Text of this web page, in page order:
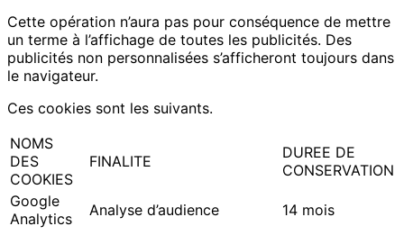
Cette opération n’aura pas pour conséquence de mettre
un terme à l’affichage de toutes les publicités. Des
publicités non personnalisées s’afficheront toujours dans
le navigateur.
Ces cookies sont les suivants.
NOMS
DES
COOKIES
FINALITE
DUREE DE
CONSERVATION
Google
Analytics
Analyse d’audience 14 mois